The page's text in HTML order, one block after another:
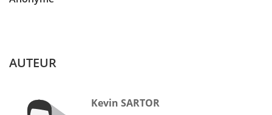
AUTEUR
Kevin SARTOR